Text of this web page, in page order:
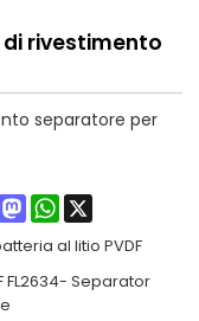
di rivestimento
separatore per
MastodonWhatsApp
al litio PVDF
FL2634- Separator